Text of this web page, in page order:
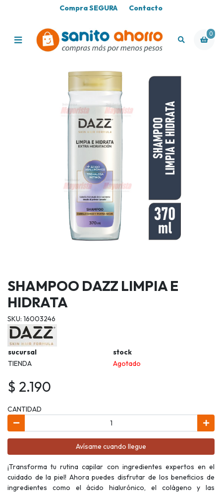
Compra SEGURA Contacto
0
SHAMPOO DAZZ LIMPIA E
HIDRATA
SKU: 16003246
sucursal
stock
TIENDA
Agotado
$ 2.190
CANTIDAD
Avísame cuando llegue
¡Transforma tu rutina capilar con ingredientes expertos en el
cuidado de la piel! Ahora puedes disfrutar de los beneficios de
ingredientes como el ácido hialurónico, el colágeno y las